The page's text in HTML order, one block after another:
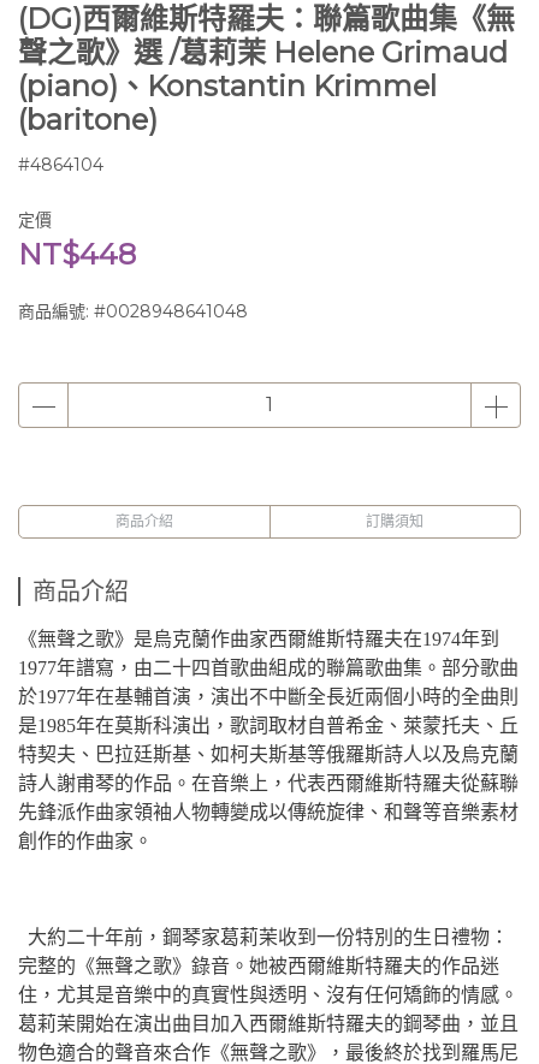
(DG)西爾維斯特羅夫：聯篇歌曲集《無
聲之歌》選 /葛莉茉 Helene Grimaud
(piano)、Konstantin Krimmel
(baritone)
#4864104
定價
NT$448
商品編號: #0028948641048
商品介紹 訂購須知
商品介紹
《無聲之歌》是烏克蘭作曲家西爾維斯特羅夫在1974年到
1977年譜寫，由二十四首歌曲組成的聯篇歌曲集。部分歌曲
於1977年在基輔首演，演出不中斷全長近兩個小時的全曲則
是1985年在莫斯科演出，歌詞取材自普希金、萊蒙托夫、丘
特契夫、巴拉廷斯基、如柯夫斯基等俄羅斯詩人以及烏克蘭
詩人謝甫琴的作品。在音樂上，代表西爾維斯特羅夫從蘇聯
先鋒派作曲家領袖人物轉變成以傳統旋律、和聲等音樂素材
創作的作曲家。
大約二十年前，鋼琴家葛莉茉收到一份特別的生日禮物：
完整的《無聲之歌》錄音。她被西爾維斯特羅夫的作品迷
住，尤其是音樂中的真實性與透明、沒有任何矯飾的情感。
葛莉茉開始在演出曲目加入西爾維斯特羅夫的鋼琴曲，並且
物色適合的聲音來合作《無聲之歌》，最後終於找到羅馬尼